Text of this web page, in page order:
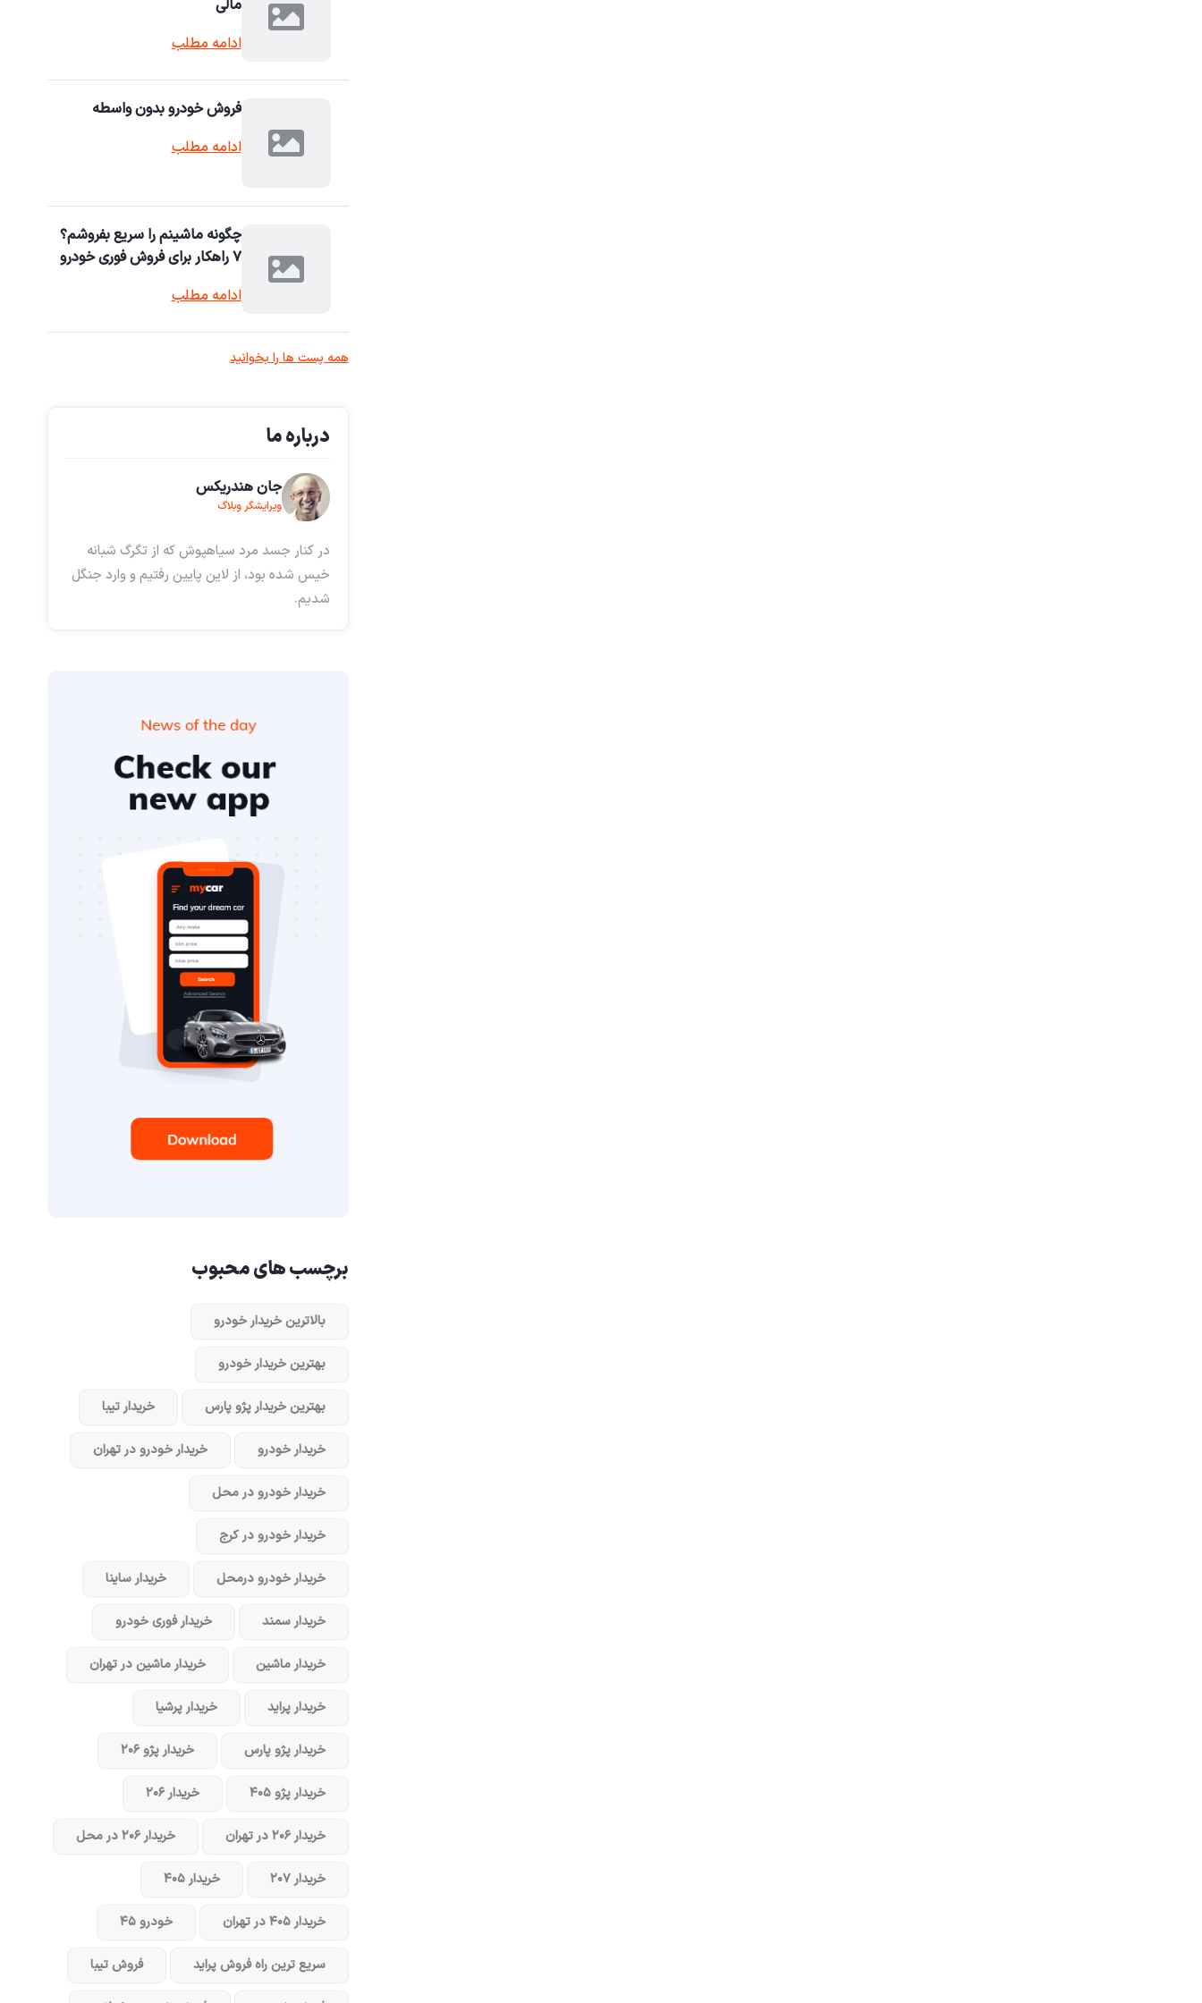
مالی
ادامه مطلب
فروش خودرو بدون واسطه
ادامه مطلب
چگونه ماشینم را سریع بفروشم؟
۷ راهکار برای فروش فوری خودرو
ادامه مطلب
همه پست ها را بخوانید
درباره ما
جان هندریکس
ویرایشگر وبلاگ
در کنار جسد مرد سیاهپوش که از تگرگ شبانه
خیس شده بود، از لاین پایین رفتیم و وارد جنگل
شدیم.
برچسب های محبوب
بالاترین خریدار خودرو
بهترین خریدار خودرو
بهترین خریدار پژو پارس خریدار تیبا
خریدار خودرو خریدار خودرو در تهران
خریدار خودرو در محل
خریدار خودرو در کرج
خریدار خودرو در‌محل خریدار ساینا
خریدار سمند خریدار فوری خودرو
خریدار ماشین خریدار ماشین در تهران
خریدار پراید خریدار پرشیا
خریدار پژو پارس خریدار پژو ۲۰۶
خریدار پژو ۴۰۵ خریدار ۲۰۶
خریدار ۲۰۶ در تهران خریدار ۲۰۶ در محل
خریدار ۲۰۷ خریدار ۴۰۵
خریدار ۴۰۵ در تهران خودرو ۴۵
سریع ترین راه فروش پراید فروش تیبا